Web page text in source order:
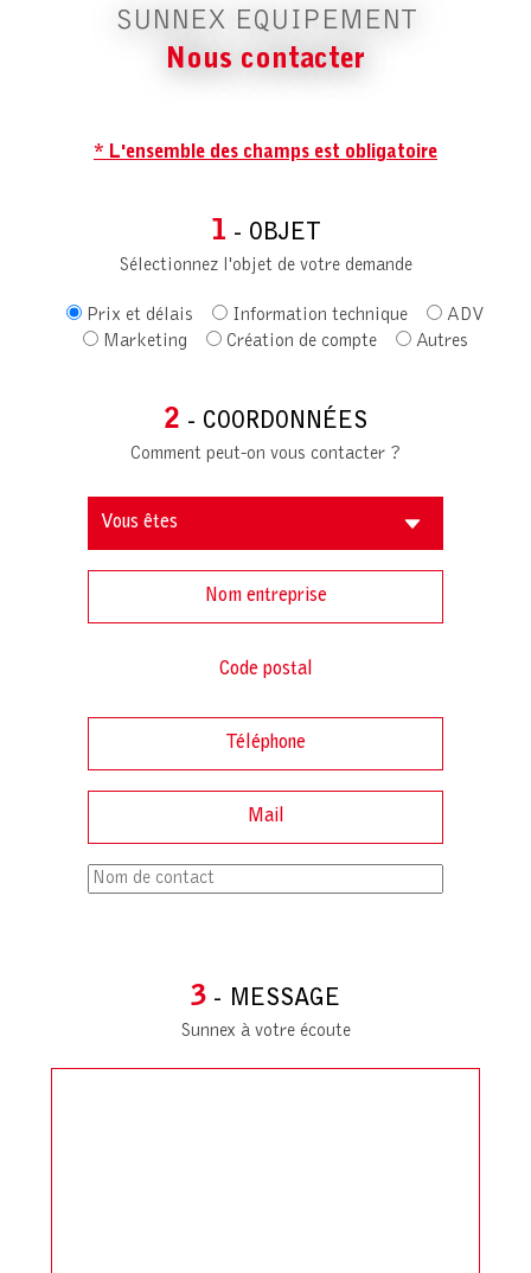
SUNNEX EQUIPEMENT
Nous contacter
* L'ensemble des champs est obligatoire
1 - OBJET
Sélectionnez l'objet de votre demande
Prix et délais Information technique
ADV
Marketing
Création de compte Autres
2 - COORDONNÉES
Comment peut-on vous contacter ?
3 - MESSAGE
Sunnex à votre écoute